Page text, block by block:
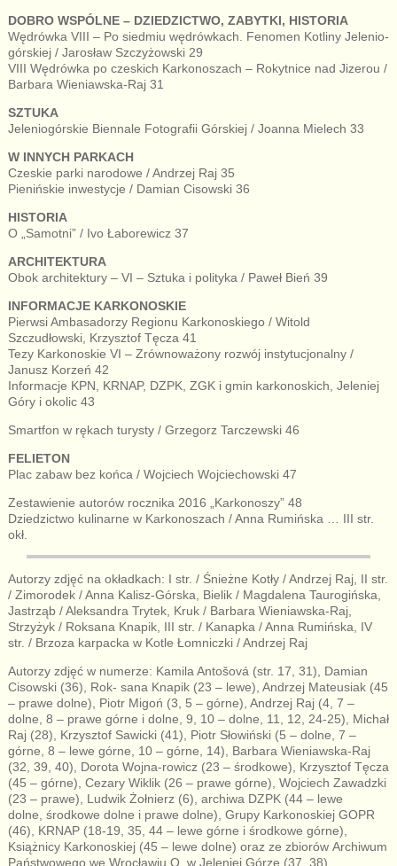
DOBRO WSPÓLNE – DZIEDZICTWO, ZABYTKI, HISTORIA
Wędrówka VIII – Po siedmiu wędrówkach. Fenomen Kotliny Jelenio-
górskiej / Jarosław Szczyżowski 29
VIII Wędrówka po czeskich Karkonoszach – Rokytnice nad Jizerou /
Barbara Wieniawska-Raj 31
SZTUKA
Jeleniogórskie Biennale Fotografii Górskiej / Joanna Mielech 33
W INNYCH PARKACH
Czeskie parki narodowe / Andrzej Raj 35
Pienińskie inwestycje / Damian Cisowski 36
HISTORIA
O „Samotni” / Ivo Łaborewicz 37
ARCHITEKTURA
Obok architektury – VI – Sztuka i polityka / Paweł Bień 39
INFORMACJE KARKONOSKIE
Pierwsi Ambasadorzy Regionu Karkonoskiego / Witold
Szczudłowski, Krzysztof Tęcza 41
Tezy Karkonoskie VI – Zrównoważony rozwój instytucjonalny /
Janusz Korzeń 42
Informacje KPN, KRNAP, DZPK, ZGK i gmin karkonoskich, Jeleniej
Góry i okolic 43
Smartfon w rękach turysty / Grzegorz Tarczewski 46
FELIETON
Plac zabaw bez końca / Wojciech Wojciechowski 47
Zestawienie autorów rocznika 2016 „Karkonoszy” 48
Dziedzictwo kulinarne w Karkonoszach / Anna Rumińska … III str.
okł.
Autorzy zdjęć na okładkach: I str. / Śnieżne Kotły / Andrzej Raj, II str.
/ Zimorodek / Anna Kalisz-Górska, Bielik / Magdalena Taurogińska,
Jastrząb / Aleksandra Trytek, Kruk / Barbara Wieniawska-Raj,
Strzyżyk / Roksana Knapik, III str. / Kanapka / Anna Rumińska, IV
str. / Brzoza karpacka w Kotle Łomniczki / Andrzej Raj
Autorzy zdjęć w numerze: Kamila Antošová (str. 17, 31), Damian
Cisowski (36), Rok- sana Knapik (23 – lewe), Andrzej Mateusiak (45
– prawe dolne), Piotr Migoń (3, 5 – górne), Andrzej Raj (4, 7 –
dolne, 8 – prawe górne i dolne, 9, 10 – dolne, 11, 12, 24-25), Michał
Raj (28), Krzysztof Sawicki (41), Piotr Słowiński (5 – dolne, 7 –
górne, 8 – lewe górne, 10 – górne, 14), Barbara Wieniawska-Raj
(32, 39, 40), Dorota Wojna-rowicz (23 – środkowe), Krzysztof Tęcza
(45 – górne), Cezary Wiklik (26 – prawe górne), Wojciech Zawadzki
(23 – prawe), Ludwik Żołnierz (6), archiwa DZPK (44 – lewe
dolne, środkowe dolne i prawe dolne), Grupy Karkonoskiej GOPR
(46), KRNAP (18-19, 35, 44 – lewe górne i środkowe górne),
Książnicy Karkonoskiej (45 – lewe dolne) oraz ze zbiorów Archiwum
Państwowego we Wrocławiu O. w Jeleniej Górze (37, 38)